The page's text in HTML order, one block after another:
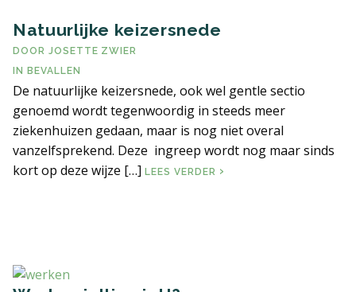
Natuurlijke keizersnede
DOOR JOSETTE ZWIER
IN
BEVALLEN
De natuurlijke keizersnede, ook wel gentle sectio
genoemd wordt tegenwoordig in steeds meer
ziekenhuizen gedaan, maar is nog niet overal
vanzelfsprekend. Deze ingreep wordt nog maar sinds
kort op deze wijze […] LEES VERDER NATUURLIJKE